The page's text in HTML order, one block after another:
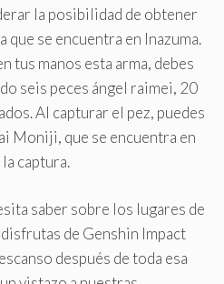
la posibilidad de obtener
que se encuentra en Inazuma.
tus manos esta arma, debes
seis peces ángel raimei, 20
Al capturar el pez, puedes
Moniji, que se encuentra en
captura.
saber sobre los lugares de
de Genshin Impact
después de toda esa